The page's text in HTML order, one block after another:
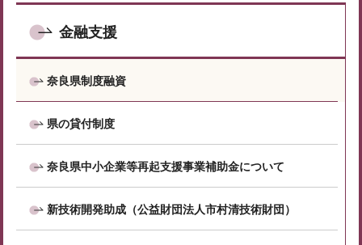
金融支援
奈良県制度融資
県の貸付制度
奈良県中小企業等再起支援事業補助金について
新技術開発助成（公益財団法人市村清技術財団）